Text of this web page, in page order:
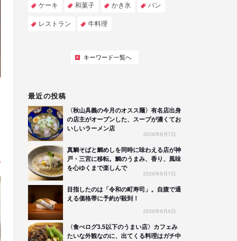
ケーキ 和菓子 かき氷 パン
レストラン 牛料理
キーワード一覧へ
最近の投稿
〈秋山具義の今月のオスス麺〉有名店出身
の店主がオープンした、スープが濃くてお
いしいラーメン店
2026年8月7日
真鯛そばと鯛めしを同時に味わえる店が神
戸・三宮に移転。鯛のうまみ、香り、風味
を心ゆくまで楽しんで
2026年8月7日
目指したのは「令和の町寿司」。自腹で通
える価格帯に予約が殺到！
2026年8月6日
〈食べログ3.5以下のうまい店〉カフェみ
たいな外観なのに、出てくる料理はガチ中